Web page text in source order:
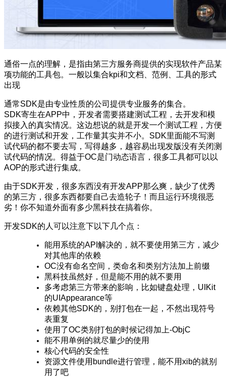
通俗一点的理解，是指由第三方服务商提供的实现软件产品某
项功能的工具包。一般以集合kpi和文档、范例、工具的形式
出现
通常SDK是由专业性质的公司提供专业服务的集合。
SDK寄生在APP中，开发者需要搭建测试工程，去开发和模
拟接入的真实情况。这边想说的就是开发一个测试工程，方便
的进行测试和开发，工作量其实并不小。SDK里面能不写测
试代码的都不要去写，写得越多，越容易出现发版没有关闭测
试代码的情况。得益于OC是门动态语言，很多工具都可以以
AOP的形式进行集成。
由于SDK开发，很多东西没有开发APP那么爽，缺少了优秀
的第三方，很多东西都要自己去造轮子！而且运行环境很恶
劣！你不知道外面有多少黑科技在搞着你。
开发SDK的人可以注意下以下几个点：
能用系统的API解决的，就不要使用第三方，减少
对其他库的依赖
OC没有命名空间，类命名和类别方法加上前缀
黑科技虽然好，但是能不用的就不要用
多考虑第三方带来的影响，比如键盘处理，UIKit
的UIAppearance等
依赖其他SDK的，别打包在一起，不然出现符号
表重复
使用了OC类别打包的时候记得加上-ObjC
能不用单例的就尽量少的使用
核心代码的安全性
资源文件使用bundle进行管理，能不用xib的就别
用了吧